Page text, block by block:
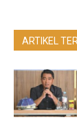
ARTIKEL